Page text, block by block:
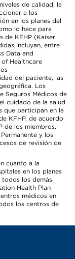
de calidad, la
a los
en los planes del
lo hace para
de KFHP (Kaiser
incluyan, entre
Data and
of Healthcare
del paciente, las
Los
Seguros Médicos de
cuidado de la salud
que participan en la
KFHP, de acuerdo
de los miembros.
y los
de revisión de
cuanto a la
en los planes
todos los demás
Health Plan
médicos en
los centros de